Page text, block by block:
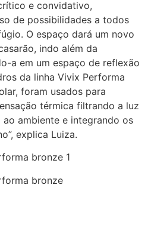
e convidativo,
de possibilidades a todos
O espaço dará um novo
indo além da
a em um espaço de reflexão
da linha Vivix Performa
foram usados para
térmica filtrando a luz
ambiente e integrando os
explica Luiza.